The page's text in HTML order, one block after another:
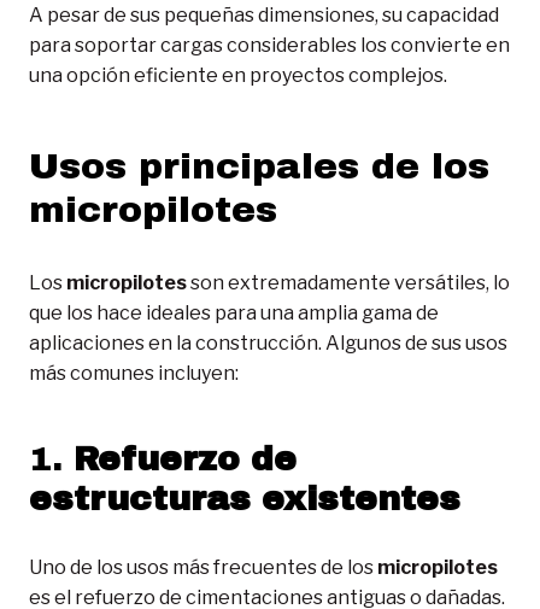
A pesar de sus pequeñas dimensiones, su capacidad
para soportar cargas considerables los convierte en
una opción eficiente en proyectos complejos.
Usos principales de los
micropilotes
Los micropilotesson extremadamente versátiles, lo
que los hace ideales para una amplia gama de
aplicaciones en la construcción. Algunos de sus usos
más comunes incluyen:
1. Refuerzo de
estructuras existentes
Uno de los usos más frecuentes de los micropilotes
es el refuerzo de cimentaciones antiguas o dañadas.